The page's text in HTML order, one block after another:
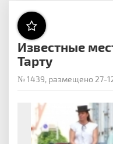
Известные
Тарту
№ 1439, размещено 27-